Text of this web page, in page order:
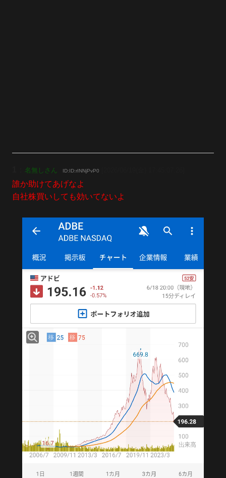
名無しさん ID:ID:rINNjPvP0
誰か助けてあげなよ
自社株買いしても効いてないよ